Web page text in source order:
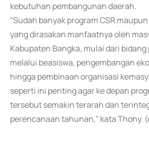
kebutuhan pembangunan daerah.
"Sudah banyak program CSR maupun
yang dirasakan manfaatnya oleh
Kabupaten Bangka, mulai dari
melalui beasiswa, pengembangan
hingga pembinaan organisasi
seperti ini penting agar ke depan
tersebut semakin terarah dan
perencanaan tahunan," kata Thony.